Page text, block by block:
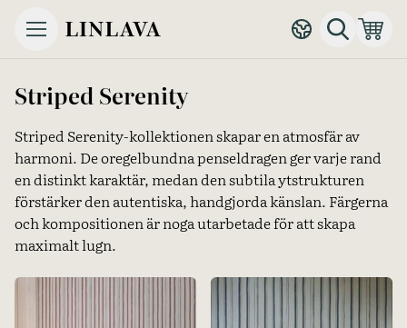
Striped Serenity
Striped Serenity-kollektionen skapar en atmosfär av
harmoni. De oregelbundna penseldragen ger varje rand
en distinkt karaktär, medan den subtila ytstrukturen
förstärker den autentiska, handgjorda känslan. Färgerna
och kompositionen är noga utarbetade för att skapa
maximalt lugn.